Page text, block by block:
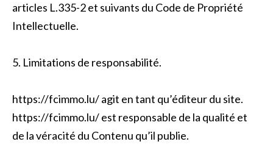
articles L.335-2 et suivants du Code de Propriété
Intellectuelle.
5. Limitations de responsabilité.
https://fcimmo.lu/ agit en tant qu’éditeur du site.
https://fcimmo.lu/ est responsable de la qualité et
de la véracité du Contenu qu’il publie.